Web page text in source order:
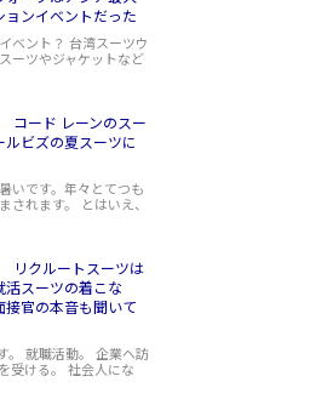
ョンイベントだった
ベント？ 台湾スーツウ
ーツやジャケットなど
コード レーンのスー
ビズの夏スーツに
いです。年々とてつも
されます。 とはいえ、
リクルートスーツは
スーツの着こな
接官の本音も聞いて
。 就職活動。 企業へ訪
受ける。 社会人にな